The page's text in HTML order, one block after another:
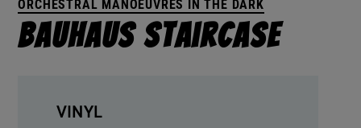
ORCHESTRAL MANOEUVRES IN THE DARK
Bauhaus Staircase
VINYL